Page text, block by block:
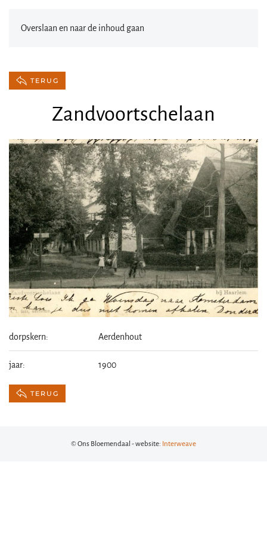
Overslaan en naar de inhoud gaan
TERUG
Zandvoortschelaan
dorpskern: Aerdenhout
jaar: 1900
TERUG
© Ons Bloemendaal - website: Interweave